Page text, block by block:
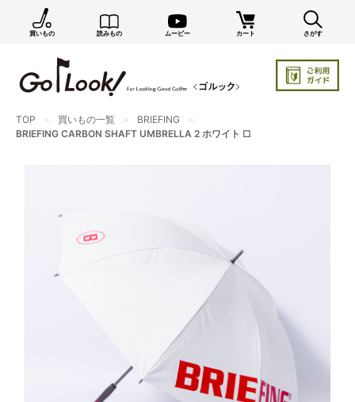
買いもの 読みもの ムービー カート さがす
TOP 買いもの一覧
BRIEFING
BRIEFING CARBON SHAFT UMBRELLA 2 ホワイト □
新商品情報や編集部のオススメ、オトクな情報・買い
忘れ通知等を受信できます。
まだご登録でない方はぜひ！